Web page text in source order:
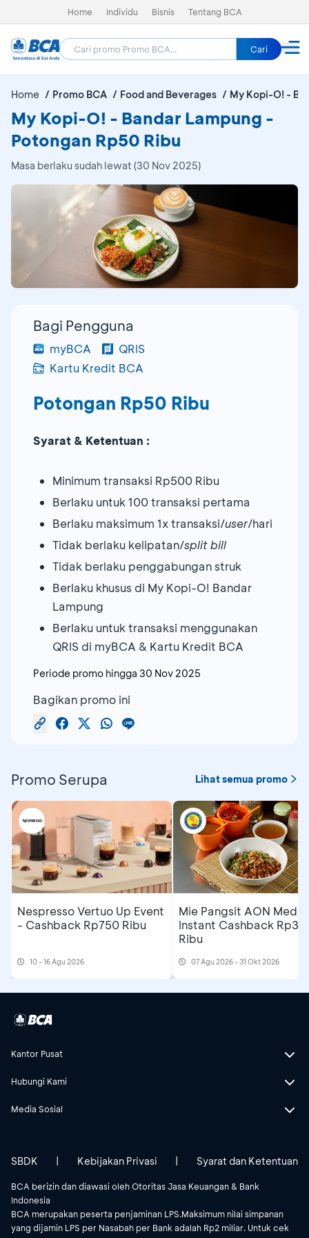
Home Individu Bisnis Tentang BCA
Cari
Home Promo BCA Food and Beverages My Kopi-O! -
My Kopi-O! - Bandar Lampung -
Potongan Rp50 Ribu
Masa berlaku sudah lewat (30 Nov 2025)
Bagi Pengguna
myBCA
QRIS
Kartu Kredit BCA
Potongan Rp50 Ribu
Syarat & Ketentuan :
Minimum transaksi Rp500 Ribu
Berlaku untuk 100 transaksi pertama
Berlaku maksimum 1x transaksi/user/hari
Tidak berlaku kelipatan/split bill
Tidak berlaku penggabungan struk
Berlaku khusus di My Kopi-O! Bandar
Lampung
Berlaku untuk transaksi menggunakan
QRIS di myBCA & Kartu Kredit BCA
Periode promo hingga 30 Nov 2025
Bagikan promo ini
Promo Serupa Lihat semua promo
Nespresso Vertuo Up Event
- Cashback Rp750 Ribu
10 - 16 Agu 2026
Mie Pangsit AON
Instant Cashback Rp35
Ribu
07 Agu 2026 - 31 Okt 2026
Kantor Pusat
Hubungi Kami
Media Sosial
BCA berizin dan diawasi oleh Otoritas Jasa Keuangan & Bank
Indonesia
BCA merupakan peserta penjaminan LPS.Maksimum nilai simpanan
yang dijamin LPS per Nasabah per Bank adalah Rp2 miliar. Untuk cek
SBDK | Kebijakan Privasi | Syarat dan Ketentuan